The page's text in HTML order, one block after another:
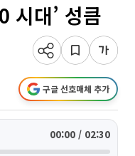
시대’ 성큼
구글 선호매체 추가
00:00 / 02:30